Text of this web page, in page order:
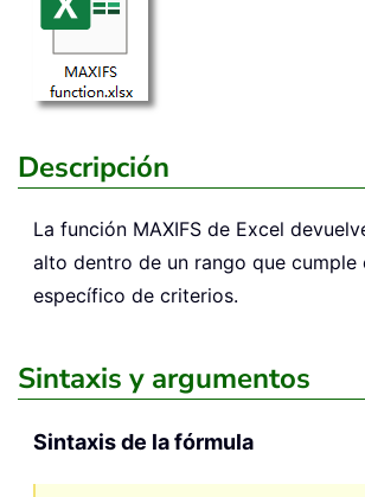
Descripción
La función MAXIFS de Excel
alto dentro de un rango que cumple
específico de criterios.
Sintaxis y argumentos
Sintaxis de la fórmula